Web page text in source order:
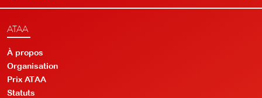
ATAA
À propos
Organisation
Prix ATAA
Statuts